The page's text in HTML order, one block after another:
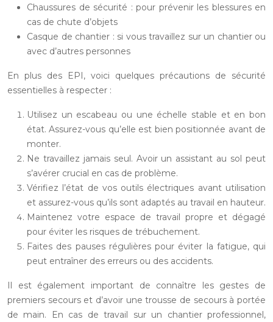
Chaussures de sécurité : pour prévenir les blessures en
cas de chute d’objets
Casque de chantier : si vous travaillez sur un chantier ou
avec d’autres personnes
En plus des EPI, voici quelques précautions de sécurité
essentielles à respecter :
Utilisez un escabeau ou une échelle stable et en bon
état. Assurez-vous qu’elle est bien positionnée avant de
monter.
Ne travaillez jamais seul. Avoir un assistant au sol peut
s’avérer crucial en cas de problème.
Vérifiez l’état de vos outils électriques avant utilisation
et assurez-vous qu’ils sont adaptés au travail en hauteur.
Maintenez votre espace de travail propre et dégagé
pour éviter les risques de trébuchement.
Faites des pauses régulières pour éviter la fatigue, qui
peut entraîner des erreurs ou des accidents.
Il est également important de connaître les gestes de
premiers secours et d’avoir une trousse de secours à portée
de main. En cas de travail sur un chantier professionnel,